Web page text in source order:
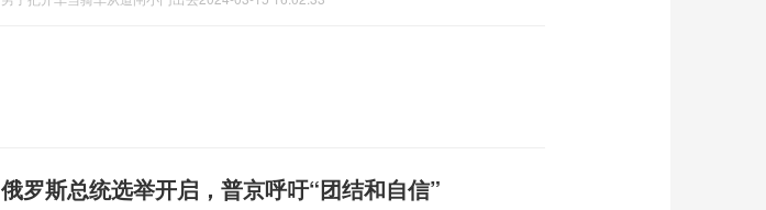
俄罗斯总统选举开启，普京呼吁“团结和自信”